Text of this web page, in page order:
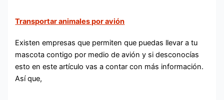
Transportar animales por avión
Existen empresas que permiten que puedas llevar a tu
mascota contigo por medio de avión y si desconocías
esto en este artículo vas a contar con más información.
Así que,